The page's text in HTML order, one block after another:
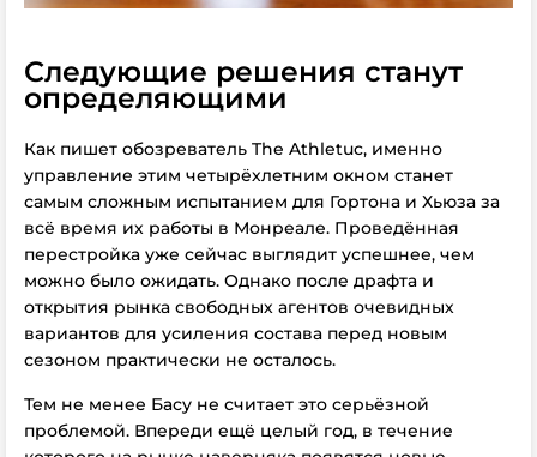
Следующие решения станут
определяющими
Как пишет обозреватель The Athletuc, именно
управление этим четырёхлетним окном станет
самым сложным испытанием для Гортона и Хьюза за
всё время их работы в Монреале. Проведённая
перестройка уже сейчас выглядит успешнее, чем
можно было ожидать. Однако после драфта и
открытия рынка свободных агентов очевидных
вариантов для усиления состава перед новым
сезоном практически не осталось.
Тем не менее Басу не считает это серьёзной
проблемой. Впереди ещё целый год, в течение